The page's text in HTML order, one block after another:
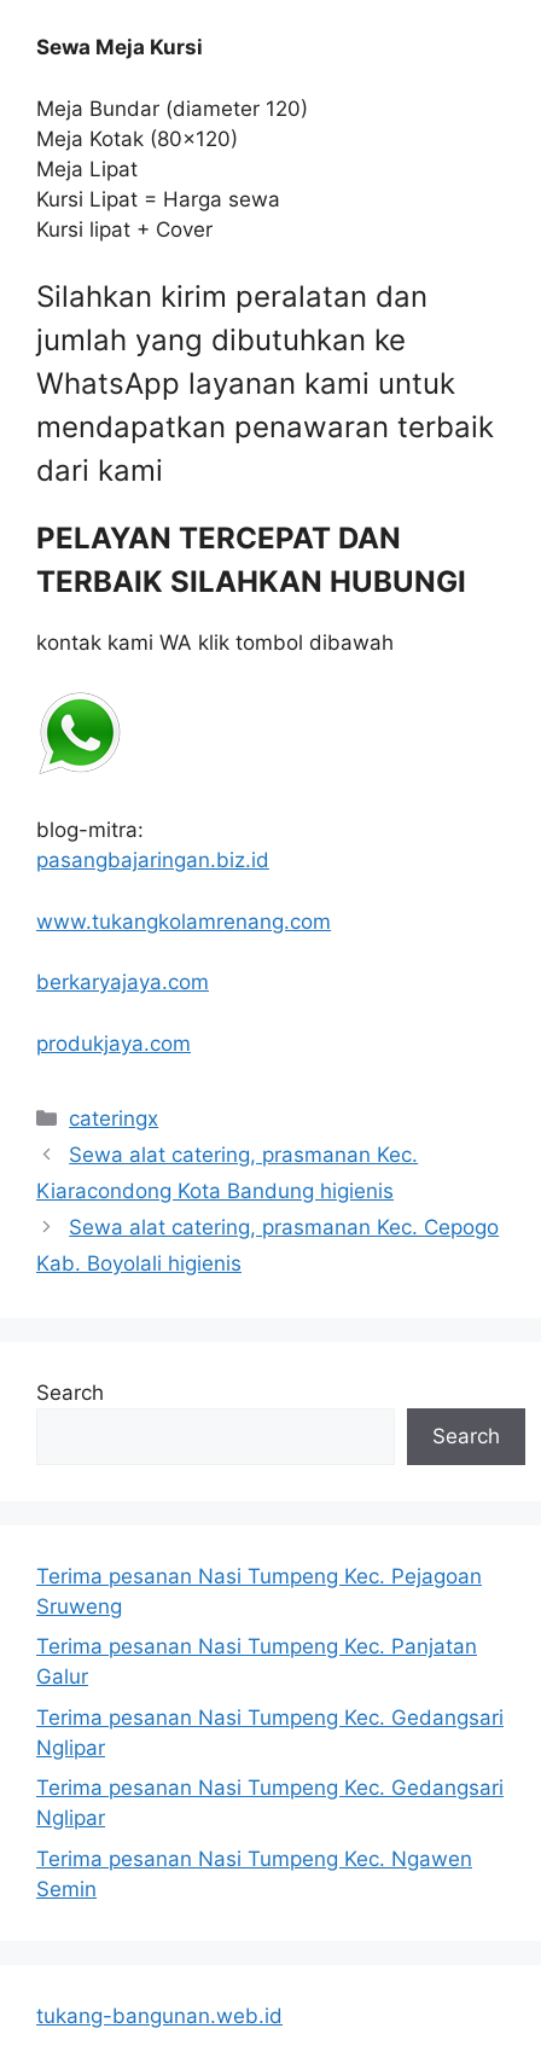
Sewa Meja Kursi
Meja Bundar (diameter 120)
Meja Kotak (80×120)
Meja Lipat
Kursi Lipat = Harga sewa
Kursi lipat + Cover
Silahkan kirim peralatan dan
jumlah yang dibutuhkan ke
WhatsApp layanan kami untuk
mendapatkan penawaran terbaik
dari kami
PELAYAN TERCEPAT DAN
TERBAIK SILAHKAN HUBUNGI
kontak kami WA klik tombol dibawah
blog-mitra:
pasangbajaringan.biz.id
www.tukangkolamrenang.com
berkaryajaya.com
produkjaya.com
Categories
cateringx
Sewa alat catering, prasmanan Kec.
Kiaracondong Kota Bandung higienis
Sewa alat catering, prasmanan Kec. Cepogo
Kab. Boyolali higienis
Search
Search
Terima pesanan Nasi Tumpeng Kec. Pejagoan
Sruweng
Terima pesanan Nasi Tumpeng Kec. Panjatan
Galur
Terima pesanan Nasi Tumpeng Kec. Gedangsari
Nglipar
Terima pesanan Nasi Tumpeng Kec. Gedangsari
Nglipar
Terima pesanan Nasi Tumpeng Kec. Ngawen
Semin
tukang-bangunan.web.id